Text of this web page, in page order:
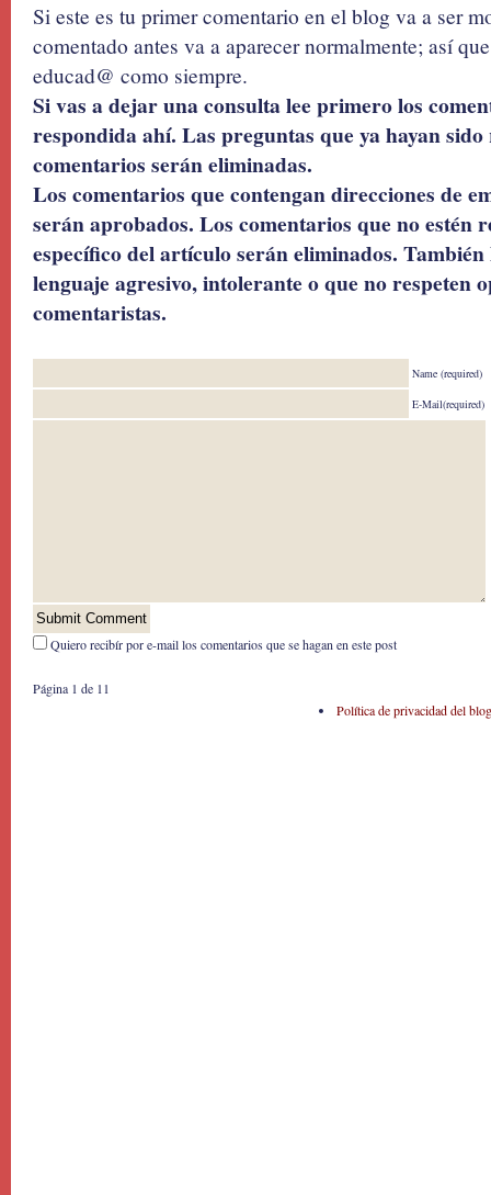
Si este es tu primer comentario en el blog va a ser
comentado antes va a aparecer normalmente; así
educad@ como siempre.
Si vas a dejar una consulta lee primero los
respondida ahí. Las preguntas que ya hayan
comentarios serán eliminadas.
Los comentarios que contengan direcciones de
serán aprobados. Los comentarios que no estén
específico del artículo serán eliminados.
lenguaje agresivo, intolerante o que no respeten
comentaristas.
Name (required)
E-Mail(required)
Quiero recibír por e-mail los comentarios que se hagan en este post
Página 1 de 1 1
Política de privacidad del